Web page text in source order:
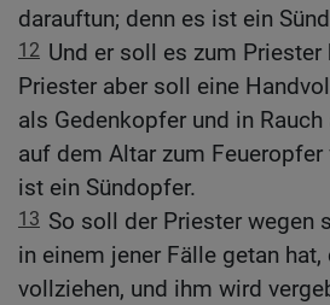
darauftun; denn es ist ein
12 Und er soll es zum Priester
Priester aber soll eine
als Gedenkopfer und in
auf dem Altar zum Feueropfer
ist ein Sündopfer.
13 So soll der Priester wegen
in einem jener Fälle getan hat,
vollziehen, und ihm wird